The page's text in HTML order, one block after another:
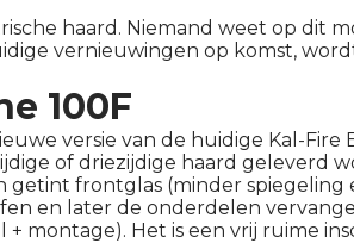
haard. Niemand weet op dit
vernieuwingen op komst,
100F
versie van de huidige Kal-
of driezijdige haard geleverd
getint frontglas (minder
en later de onderdelen
montage). Het is een vrij ruime